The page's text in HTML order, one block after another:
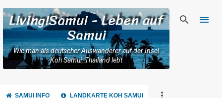
Direkt zum Hauptbereich
Living!Samui - Leben auf
Samui
Wie man als deutscher Auswanderer auf der Insel
Koh Samui, Thailand lebt
SAMUI INFO LANDKARTE KOH SAMUI